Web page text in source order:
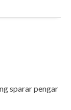
sparar pengar